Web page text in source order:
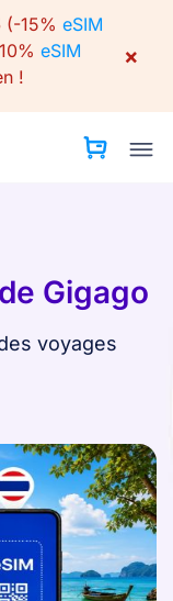
(-15% eSIM
eSIM
!
×
Gigago
voyages